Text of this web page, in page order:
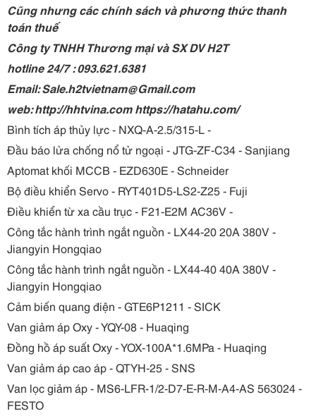
Cũng nhưng các chính sách và phương thức thanh
toán thuế
Công ty TNHH Thương mại và SX DV H2T
hotline 24/7 : 093.621.6381
Email: Sale.h2tvietnam@Gmail.com
web: http://hhtvina.com https://hatahu.com/
Bình tích áp thủy lực - NXQ-A-2.5/315-L -
Đầu báo lửa chống nổ tử ngoại - JTG-ZF-C34 - Sanjiang
Aptomat khối MCCB - EZD630E - Schneider
Bộ điều khiển Servo - RYT401D5-LS2-Z25 - Fuji
Điều khiển từ xa cầu trục - F21-E2M AC36V -
Công tắc hành trình ngắt nguồn - LX44-20 20A 380V -
Jiangyin Hongqiao
Công tắc hành trình ngắt nguồn - LX44-40 40A 380V -
Jiangyin Hongqiao
Cảm biến quang điện - GTE6P1211 - SICK
Van giảm áp Oxy - YQY-08 - Huaqing
Đồng hồ áp suất Oxy - YOX-100A*1.6MPa - Huaqing
Van giảm áp cao áp - QTYH-25 - SNS
Van lọc giảm áp - MS6-LFR-1/2-D7-E-R-M-A4-AS 563024 -
FESTO